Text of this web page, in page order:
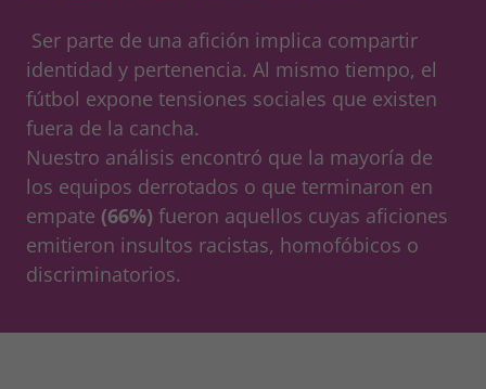
Ser parte de una afición implica compartir
identidad y pertenencia. Al mismo tiempo, el
fútbol expone tensiones sociales que existen
fuera de la cancha.
Nuestro análisis encontró que la mayoría de
los equipos derrotados o que terminaron en
empate (66%) fueron aquellos cuyas aficiones
emitieron insultos racistas, homofóbicos o
discriminatorios.